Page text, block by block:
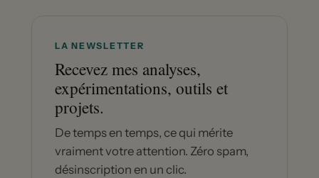
LA NEWSLETTER
Recevez mes analyses,
expérimentations, outils et
projets.
De temps en temps, ce qui mérite
vraiment votre attention. Zéro spam,
désinscription en un clic.